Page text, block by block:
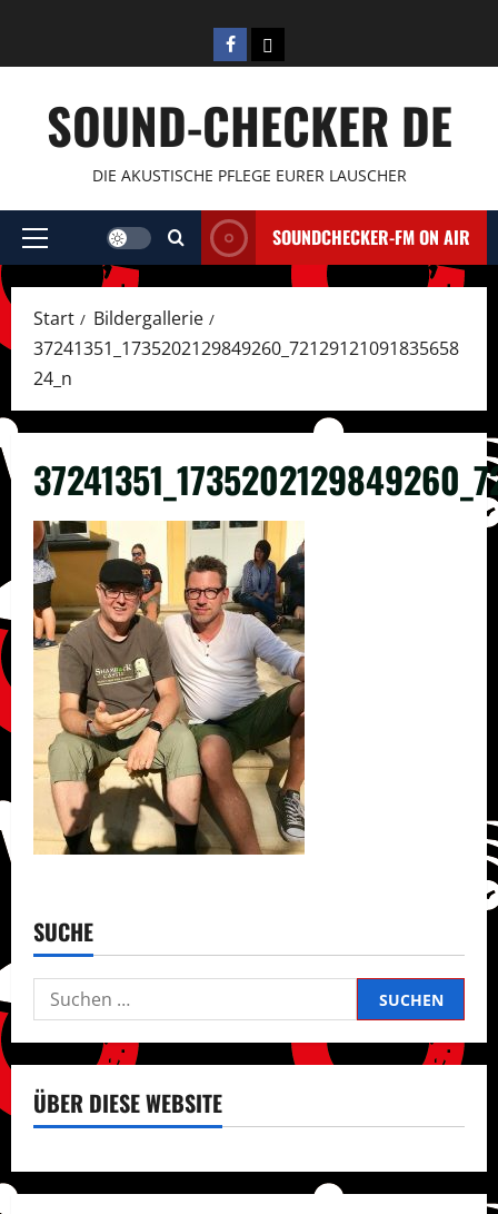
springen
Facebook
E-
SOUND-CHECKER DE
DIE AKUSTISCHE PFLEGE EURER LAUSCHER
Primäres
SOUNDCHECKER-FM ON AIR
Start
Bildergallerie
37241351_1735202129849260_72129121091835658
24_n
SUCHE
Suchen
nach:
ÜBER DIESE WEBSITE